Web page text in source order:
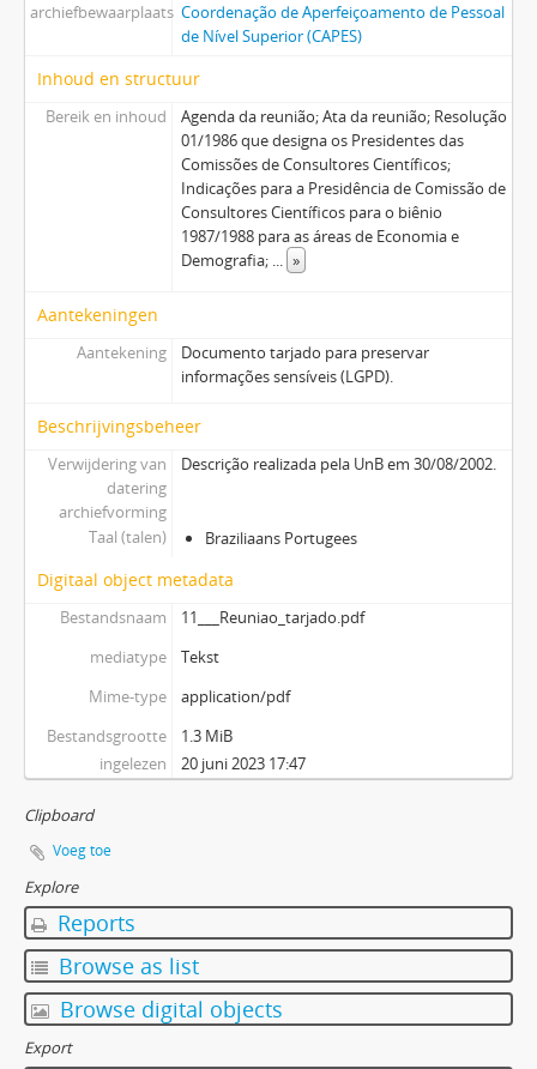
archiefbewaarplaats Coordenação de Aperfeiçoamento de Pessoal
de Nível Superior (CAPES)
Inhoud en structuur
Bereik en inhoud
Agenda da reunião; Ata da reunião; Resolução
01/1986 que designa os Presidentes das
Comissões de Consultores Científicos;
Indicações para a Presidência de Comissão de
Consultores Científicos para o biênio
1987/1988 para as áreas de Economia e
Demografia; ... »
Aantekeningen
Aantekening
Documento tarjado para preservar
informações sensíveis (LGPD).
Beschrijvingsbeheer
Verwijdering van
datering
archiefvorming
Descrição realizada pela UnB em 30/08/2002.
Taal (talen) Braziliaans Portugees
Digitaal object metadata
Bestandsnaam
11___Reuniao_tarjado.pdf
mediatype
Tekst
Mime-type
application/pdf
Bestandsgrootte
1.3 MiB
ingelezen
20 juni 2023 17:47
Clipboard
Voeg toe
Explore
Reports
Browse as list
Browse digital objects
Export